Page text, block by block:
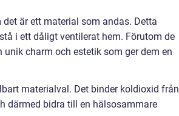
är ett material som andas. Detta
i ett dåligt ventilerat hem. Förutom de
charm och estetik som ger dem en
materialval. Det binder koldioxid från
därmed bidra till en hälsosammare